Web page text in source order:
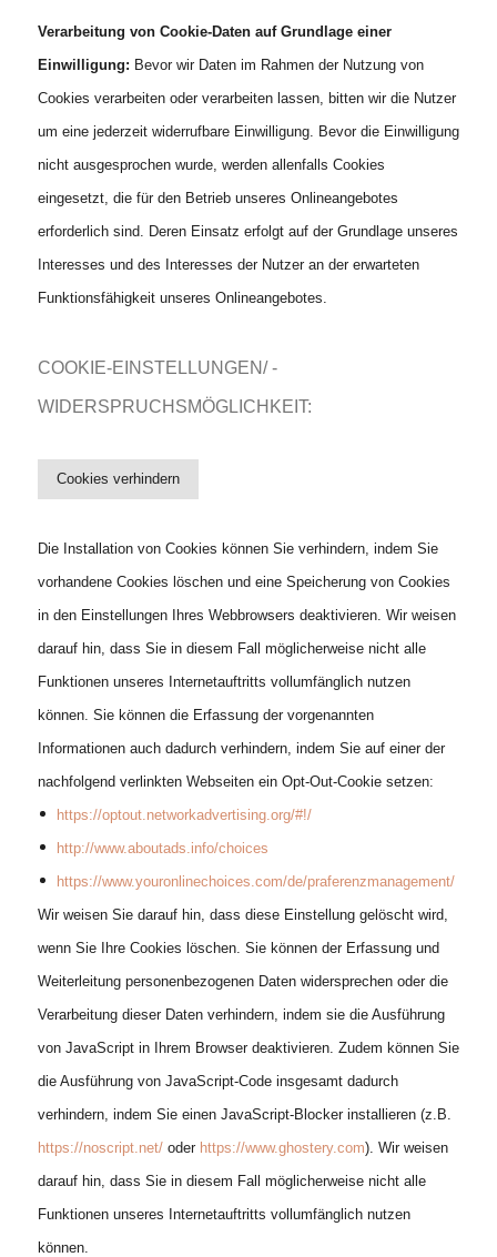
Verarbeitung von Cookie-Daten auf Grundlage einer
Einwilligung: Bevor wir Daten im Rahmen der Nutzung von
Cookies verarbeiten oder verarbeiten lassen, bitten wir die Nutzer
um eine jederzeit widerrufbare Einwilligung. Bevor die Einwilligung
nicht ausgesprochen wurde, werden allenfalls Cookies
eingesetzt, die für den Betrieb unseres Onlineangebotes
erforderlich sind. Deren Einsatz erfolgt auf der Grundlage unseres
Interesses und des Interesses der Nutzer an der erwarteten
Funktionsfähigkeit unseres Onlineangebotes.
COOKIE-EINSTELLUNGEN/ -
WIDERSPRUCHSMÖGLICHKEIT:
Cookies verhindern
Die Installation von Cookies können Sie verhindern, indem Sie
vorhandene Cookies löschen und eine Speicherung von Cookies
in den Einstellungen Ihres Webbrowsers deaktivieren. Wir weisen
darauf hin, dass Sie in diesem Fall möglicherweise nicht alle
Funktionen unseres Internetauftritts vollumfänglich nutzen
können. Sie können die Erfassung der vorgenannten
Informationen auch dadurch verhindern, indem Sie auf einer der
nachfolgend verlinkten Webseiten ein Opt-Out-Cookie setzen:
https://optout.networkadvertising.org/#!/
http://www.aboutads.info/choices
https://www.youronlinechoices.com/de/praferenzmanagement/
Wir weisen Sie darauf hin, dass diese Einstellung gelöscht wird,
wenn Sie Ihre Cookies löschen. Sie können der Erfassung und
Weiterleitung personenbezogenen Daten widersprechen oder die
Verarbeitung dieser Daten verhindern, indem sie die Ausführung
von JavaScript in Ihrem Browser deaktivieren. Zudem können Sie
die Ausführung von JavaScript-Code insgesamt dadurch
verhindern, indem Sie einen JavaScript-Blocker installieren (z.B.
https://noscript.net/oder https://www.ghostery.com). Wir weisen
darauf hin, dass Sie in diesem Fall möglicherweise nicht alle
Funktionen unseres Internetauftritts vollumfänglich nutzen
können.